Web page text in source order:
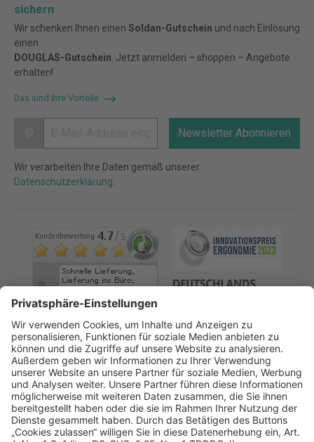
sichern
Wir schenken Ihnen einen Soldan-Gutschein und nach Einlösung
einen
DOUGLAS-Gutschein . Jetzt anmelden – shoppen – Angebote
erhalten!
Das sind Ihre Vorteile
Newsletter Abonnieren
Wir verarbeiten Ihre Daten gemäß unserer
Datenschutzerklärung